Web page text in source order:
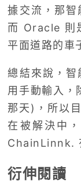
據交流，那智
而 Oracle 則
平面道路的車
總結來說，智
用手動輸入，
那天)，所以
在被解決中
ChainLinnk.
衍伸閱讀